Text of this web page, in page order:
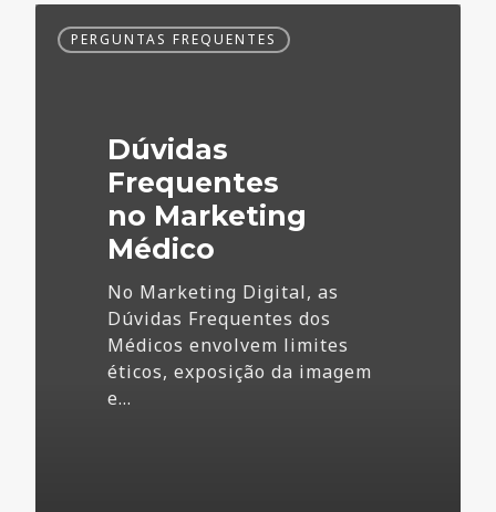
Frequentes
PERGUNTAS FREQUENTES
Dúvidas
Frequentes
no Marketing
Médico
No Marketing Digital, as
Dúvidas Frequentes dos
Médicos envolvem limites
éticos, exposição da imagem
e…